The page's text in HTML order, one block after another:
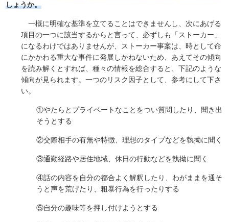
しょうか。
一概に明確な基準を立てることはできませんし、次にあげる
項目の一つに該当するからと言って、必ずしも「ストーカー」
になるわけではありませんが、ストーカー事案は、時として命
にかかわる重大な事件に発展しかねないため、あえてその傾向
を読み解くとすれば、種々の情報を総合すると、下記のような
傾向が見られます。一つのリスク因子として、参考にして下さ
い。
①やたらとプライベートなことをつい質問したり、聞き出
そうとする
②交際相手の有無や特徴、理想のタイプなどを執拗に聞く
③通勤経路や居住地域、休日の行動などを執拗に聞く
④話の内容を自分の都合よく解釈したり、わがままを通そ
うと声を荒げたり、粗暴行為を行ったりする
⑤自分の趣味等を押し付けようとする